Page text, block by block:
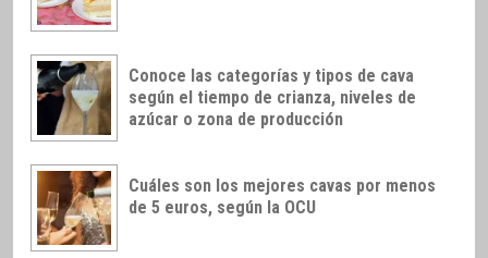
Conoce las categorías y tipos de cava
según el tiempo de crianza, niveles de
azúcar o zona de producción
Cuáles son los mejores cavas por menos
de 5 euros, según la OCU